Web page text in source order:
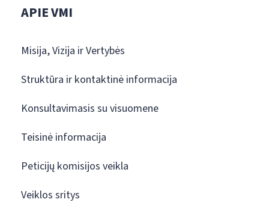
APIE VMI
Misija, Vizija ir Vertybės
Struktūra ir kontaktinė informacija
Konsultavimasis su visuomene
Teisinė informacija
Peticijų komisijos veikla
Veiklos sritys